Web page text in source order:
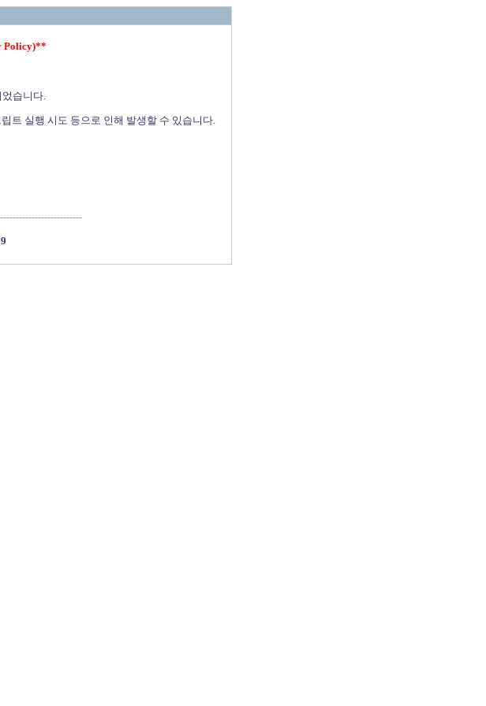
Policy)**
습니다.
트 실행 시도 등으로 인해 발생할 수 있습니다.